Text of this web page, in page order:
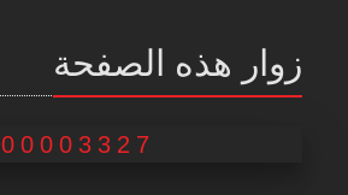
زوار هذه الصفحة
00003327